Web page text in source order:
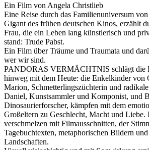
Ein Film von Angela Christlieb
Eine Reise durch das Familienuniversum
Gigant des frühen deutschen Kinos, erzählt
Frau, die ein Leben lang künstlerisch und
stand: Trude Pabst.
Ein Film über Träume und Traumata und
wer wir sind.
PANDORAS VERMÄCHTNIS schlägt die
hinweg mit dem Heute: die Enkelkinder von
Marion, Schmetterlingszüchterin und
Daniel, Kunstsammler und Komponist, und
Dinosaurierforscher, kämpfen mit dem
Großeltern zu Geschlecht, Macht und Liebe.
verschmelzen mit Filmausschnitten, der
Tagebuchtexten, metaphorischen Bildern und
Landschaften.